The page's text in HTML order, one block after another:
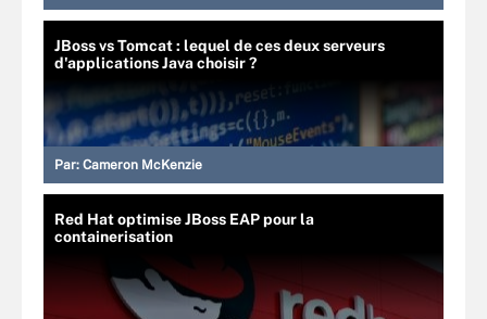
JBoss vs Tomcat : lequel de ces deux serveurs
d'applications Java choisir ?
Par: Cameron McKenzie
Red Hat optimise JBoss EAP pour la
containerisation